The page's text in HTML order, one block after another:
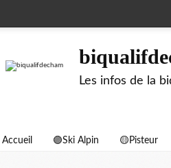
Les infos de la
Accueil 🟣Ski Alpin 🟡Pisteur